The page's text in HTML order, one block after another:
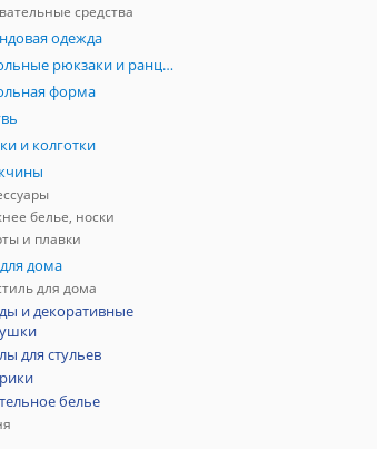
средства
одежда
Школьные рюкзаки и ранцы, мешки для обуви
форма
и колготки
белье, носки
и плавки
дома
для дома
и декоративные
для стульев
белье